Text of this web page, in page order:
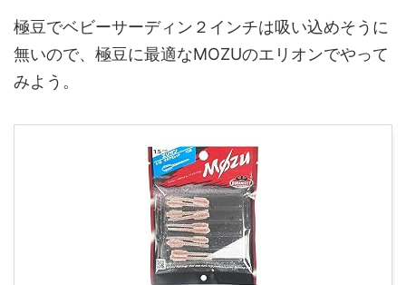
極豆でベビーサーディン２インチは吸い込めそうに
無いので、極豆に最適なMOZUのエリオンでやって
みよう。